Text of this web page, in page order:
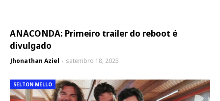
ANACONDA: Primeiro trailer do reboot é
divulgado
Jhonathan Aziel setembro 18, 2025
SELTON MELLO